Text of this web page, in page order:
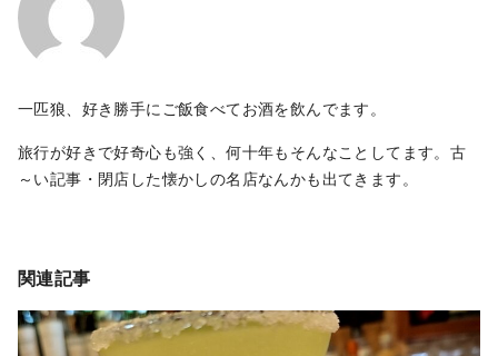
一匹狼、好き勝手にご飯食べてお酒を飲んでます。
旅行が好きで好奇心も強く、何十年もそんなことしてます。古
～い記事・閉店した懐かしの名店なんかも出てきます。
関連記事